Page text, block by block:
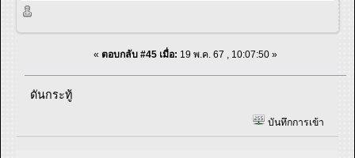
« ตอบกลับ #45 เมื่อ: 19 พ.ค. 67 , 10:07:50 »
ดันกระทู้
บันทึกการเข้า